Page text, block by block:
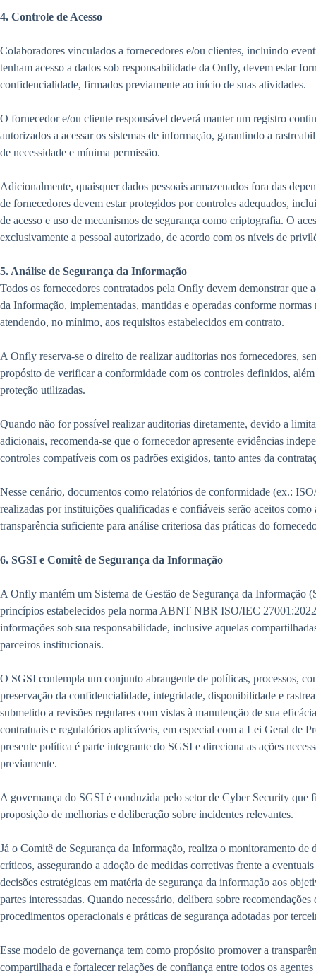
4. Controle de Acesso
Colaboradores vinculados a fornecedores e/ou clientes, incluindo
tenham acesso a dados sob responsabilidade da Onfly, devem estar
confidencialidade, firmados previamente ao início de suas atividades.
O fornecedor e/ou cliente responsável deverá manter um registro
autorizados a acessar os sistemas de informação, garantindo a
de necessidade e mínima permissão.
Adicionalmente, quaisquer dados pessoais armazenados fora das
de fornecedores devem estar protegidos por controles adequados,
de acesso e uso de mecanismos de segurança como criptografia. O
exclusivamente a pessoal autorizado, de acordo com os níveis de
5. Análise de Segurança da Informação
Todos os fornecedores contratados pela Onfly devem demonstrar que
da Informação, implementadas, mantidas e operadas conforme
atendendo, no mínimo, aos requisitos estabelecidos em contrato.
A Onfly reserva-se o direito de realizar auditorias nos fornecedores,
propósito de verificar a conformidade com os controles definidos,
proteção utilizadas.
Quando não for possível realizar auditorias diretamente, devido a
adicionais, recomenda-se que o fornecedor apresente evidências
controles compatíveis com os padrões exigidos, tanto antes da
Nesse cenário, documentos como relatórios de conformidade (ex.:
realizadas por instituições qualificadas e confiáveis serão aceitos
transparência suficiente para análise criteriosa das práticas do
6. SGSI e Comitê de Segurança da Informação
A Onfly mantém um Sistema de Gestão de Segurança da Informação
princípios estabelecidos pela norma ABNT NBR ISO/IEC
informações sob sua responsabilidade, inclusive aquelas
parceiros institucionais.
O SGSI contempla um conjunto abrangente de políticas, processos,
preservação da confidencialidade, integridade, disponibilidade e
submetido a revisões regulares com vistas à manutenção de sua
contratuais e regulatórios aplicáveis, em especial com a Lei Geral de
presente política é parte integrante do SGSI e direciona as ações
previamente.
A governança do SGSI é conduzida pelo setor de Cyber Security que
proposição de melhorias e deliberação sobre incidentes relevantes.
Já o Comitê de Segurança da Informação, realiza o monitoramento de
críticos, assegurando a adoção de medidas corretivas frente a
decisões estratégicas em matéria de segurança da informação aos
partes interessadas. Quando necessário, delibera sobre
procedimentos operacionais e práticas de segurança adotadas por
Esse modelo de governança tem como propósito promover a
compartilhada e fortalecer relações de confiança entre todos os